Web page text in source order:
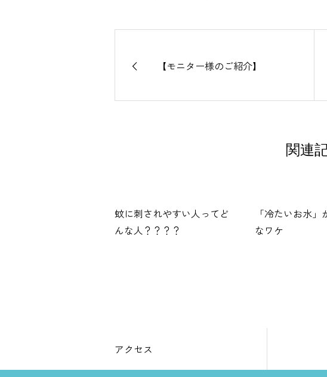
【モニター様のご紹介】
関連
蚊に刺されやすい人ってど
んな人？？？？
「冷たいお水
なワケ
アクセス